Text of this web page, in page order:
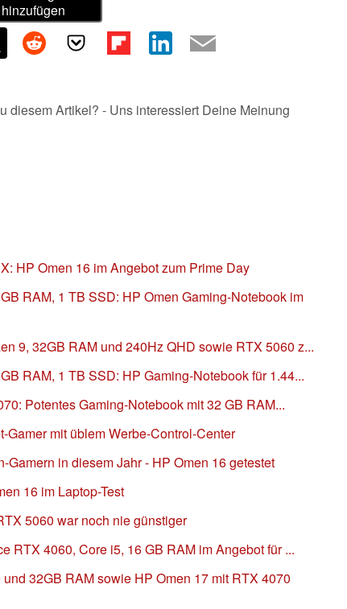
hinzufügen
diesem Artikel? - Uns interessiert Deine Meinung
HP Omen 16 im Angebot zum Prime Day
RAM, 1 TB SSD: HP Omen Gaming-Notebook im
9, 32GB RAM und 240Hz QHD sowie RTX 5060 z...
RAM, 1 TB SSD: HP Gaming-Notebook für 1.44...
Potentes Gaming-Notebook mit 32 GB RAM...
Gamer mit üblem Werbe-Control-Center
in diesem Jahr - HP Omen 16 getestet
16 im Laptop-Test
5060 war noch nie günstiger
RTX 4060, Core i5, 16 GB RAM im Angebot für ...
32GB RAM sowie HP Omen 17 mit RTX 4070